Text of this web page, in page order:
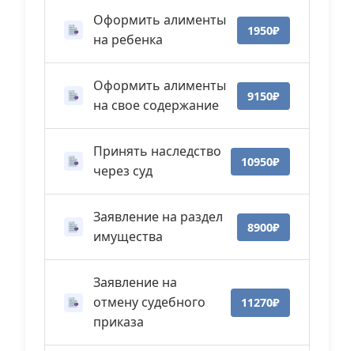
Оформить алименты
на ребенка
1950₽
Оформить алименты
на свое содержание
9150₽
Принять наследство
через суд
10950₽
Заявление на раздел
имущества
8900₽
Заявление на
отмену судебного
приказа
11270₽